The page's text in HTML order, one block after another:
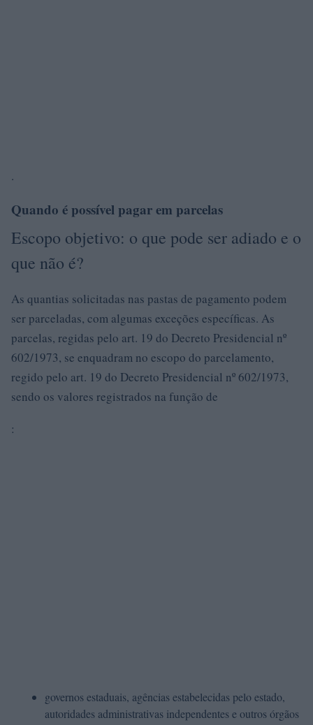
.
Quando é possível pagar em parcelas
Escopo objetivo: o que pode ser adiado e o
que não é?
As quantias solicitadas nas pastas de pagamento podem
ser parceladas, com algumas exceções específicas. As
parcelas, regidas pelo art. 19 do Decreto Presidencial nº
602/1973, se enquadram no escopo do parcelamento,
regido pelo art. 19 do Decreto Presidencial nº 602/1973,
sendo os valores registrados na função de
:
governos estaduais, agências estabelecidas pelo estado,
autoridades administrativas independentes e outros órgãos